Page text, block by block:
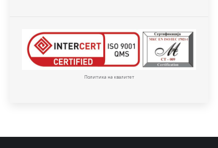
Политика на квалитет